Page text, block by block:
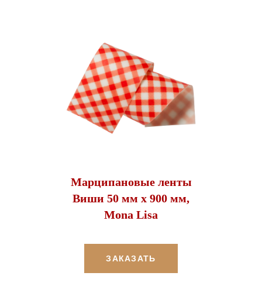
Марципановые ленты
Виши 50 мм х 900 мм,
Mona Lisa
ЗАКАЗАТЬ